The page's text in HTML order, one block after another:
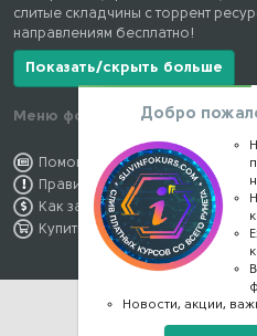
слитые складчины с торрент
направлениям бесплатно!
Показать/скрыть больше
Меню форума
Помощь по форуму
Правила форума
Как заработать
Купить премиум
Добро
Новости, акции,